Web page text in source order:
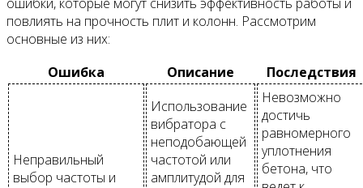
ошибки, которые могут снизить эффективность работы и
повлиять на прочность плит и колонн. Рассмотрим
основные из них:
Ошибка
Описание Последствия
Неправильный
выбор частоты и
Использование
вибратора с
неподобающей
частотой или
амплитудой для
Невозможно
достичь
равномерного
уплотнения
бетона, что